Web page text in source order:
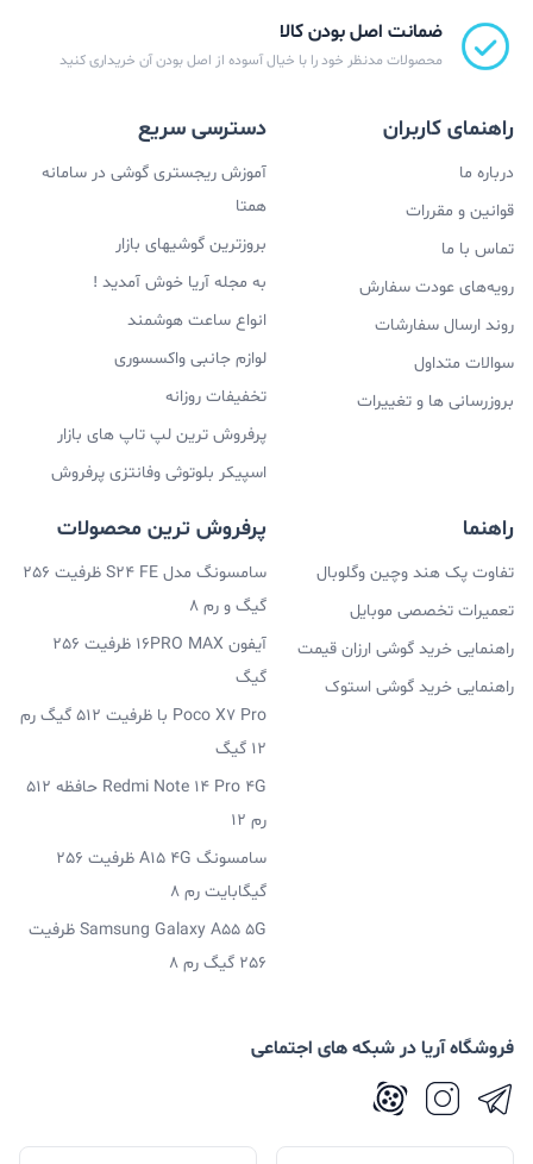
ضمانت اصل بودن کالا
محصولات مدنظر خود را با خیال آسوده از اصل بودن آن خریداری کنید
راهنمای کاربران
درباره ما
قوانین و مقررات
تماس با ما
رویه‌های عودت سفارش
روند ارسال سفارشات
سوالات متداول
بروزرسانی ها و تغییرات
دسترسی سریع
آموزش ریجستری گوشی در سامانه
همتا
بروزترین گوشیهای بازار
به مجله آریا خوش آمدید !
انواع ساعت هوشمند
لوازم جانبی واکسسوری
تخفیفات روزانه
پرفروش ترین لپ تاپ های بازار
اسپیکر بلوتوثی وفانتزی پرفروش
راهنما
تفاوت پک هند وچین وگلوبال
تعمیرات تخصصی موبایل
راهنمایی خرید گوشی ارزان قیمت
راهنمایی خرید گوشی استوک
پرفروش ترین محصولات
سامسونگ مدل S24 FE ظرفیت 256
گیگ و رم 8
آیفون 16PRO MAX ظرفیت 256
گیگ
Poco X7 Pro با ظرفیت 512 گیگ رم
12 گیگ
Redmi Note 14 Pro 4G حافظه 512
رم 12
سامسونگ A15 4G ظرفیت 256
گیگابایت رم 8
Samsung Galaxy A55 5G ظرفیت
256 گیگ رم 8
فروشگاه آریا در شبکه های اجتماعی